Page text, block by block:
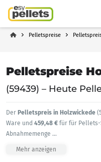
Pelletspreise
Pelletspreise
(59439) – Heute
Der Pelletspreis in Holzwickede
Ware und 459,48 € für für Pellets-
Abnahmemenge ...
Mehr anzeigen